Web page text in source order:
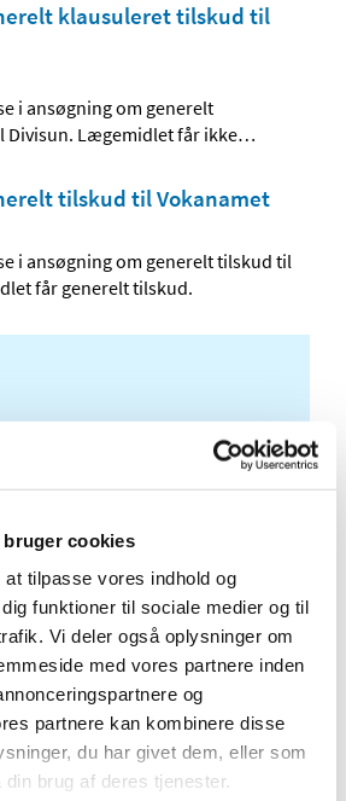
bruger cookies
tilpasse vores indhold og
funktioner til sociale medier og til
Vi deler også oplysninger om
med vores partnere inden
og
partnere kan kombinere disse
du har givet dem, eller som
brug af deres tjenester.
klausuleret tilskud til
i ansøgning om generelt
Divisun. Lægemidlet får ikke…
tilskud til Vokanamet
i ansøgning om generelt tilskud til
får generelt tilskud.